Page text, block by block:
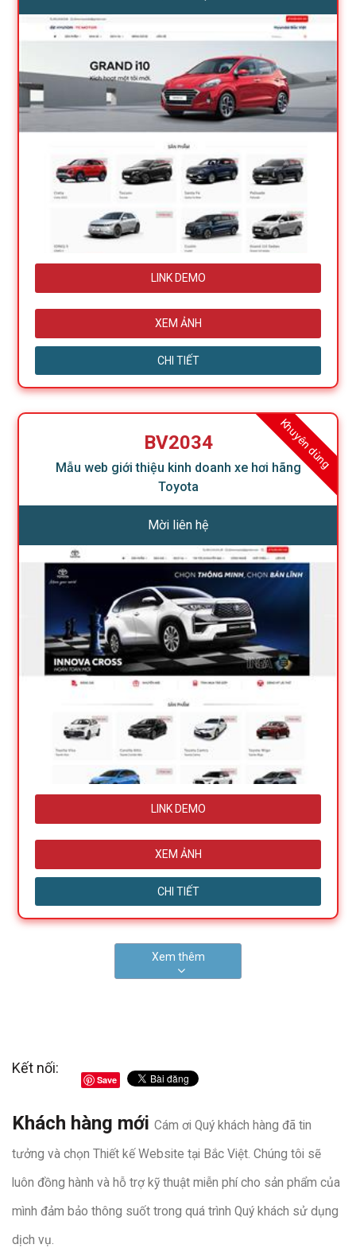
LINK DEMO
XEM ẢNH
CHI TIẾT
Khuyên dùng
BV2034
Mẫu web giới thiệu kinh doanh xe hơi hãng
Toyota
Mời liên hệ
LINK DEMO
XEM ẢNH
CHI TIẾT
Xem thêm
Kết nối:
Save
Khách hàng mới Cám ơi Quý khách hàng đã tin
tưởng và chọn Thiết kế Website tại Bắc Việt. Chúng tôi sẽ
luôn đồng hành và hỗ trợ kỹ thuật miễn phí cho sản phẩm của
mình đảm bảo thông suốt trong quá trình Quý khách sử dụng
dịch vụ.